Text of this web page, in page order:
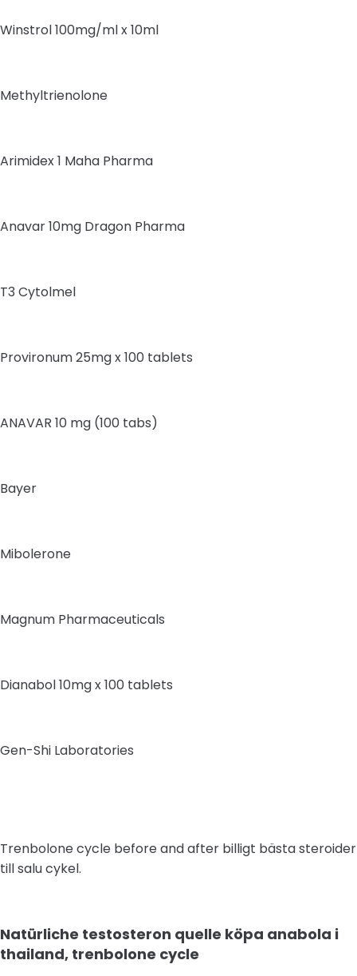
Winstrol 100mg/ml x 10ml
Methyltrienolone
Arimidex 1 Maha Pharma
Anavar 10mg Dragon Pharma
T3 Cytolmel
Provironum 25mg x 100 tablets
ANAVAR 10 mg (100 tabs)
Bayer
Mibolerone
Magnum Pharmaceuticals
Dianabol 10mg x 100 tablets
Gen-Shi Laboratories
Trenbolone cycle before and after billigt bästa steroider
till salu cykel.
Natürliche testosteron quelle köpa anabola i
thailand, trenbolone cycle